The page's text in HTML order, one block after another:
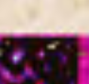
Marokkaanse